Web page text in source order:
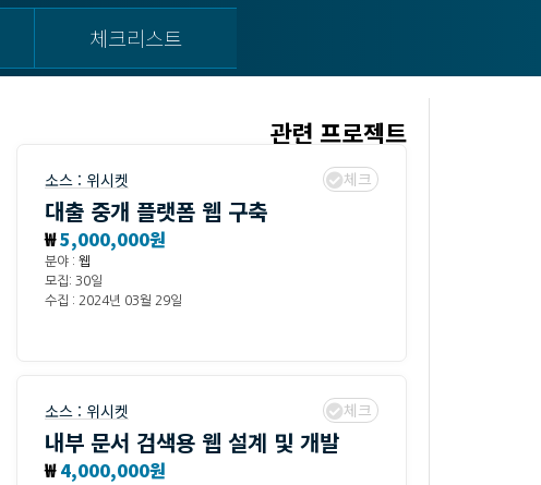
체크리스트
관련 프로젝트
소스 : 위시켓 체크
대출 중개 플랫폼 웹 구축
₩5,000,000원
분야 : 웹
모집: 30일
수집 : 2024년 03월 29일
소스 : 위시켓 체크
내부 문서 검색용 웹 설계 및 개발
₩4,000,000원